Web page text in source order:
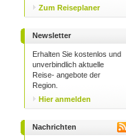
Zum Reiseplaner
Newsletter
Erhalten Sie kostenlos und
unverbindlich aktuelle
Reise- angebote der
Region.
Hier anmelden
Nachrichten